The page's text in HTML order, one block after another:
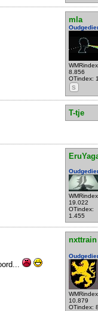
mla
8.856
OTindex:
S
T-tje
19.022
OTindex:
1.455
nxttrain
10.879
OTindex: